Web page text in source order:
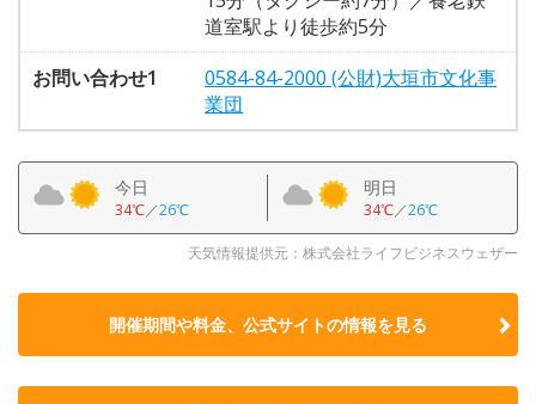
道室駅より徒歩約5分
お問い合わせ1
0584-84-2000 (公財)大垣市文化事
業団
今日
34℃／26℃
明日
34℃／26℃
天気情報提供元：株式会社ライフビジネスウェザー
開催期間や料金、公式サイトの情報を見る